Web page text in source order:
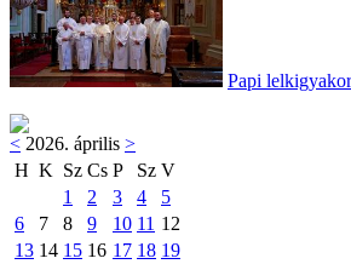
Papi
< 2026. április >
H K Sz Cs P Sz V
1
2 3 4
5
6
7 8 9 10 11 12
13 14 15 16 17 18 19